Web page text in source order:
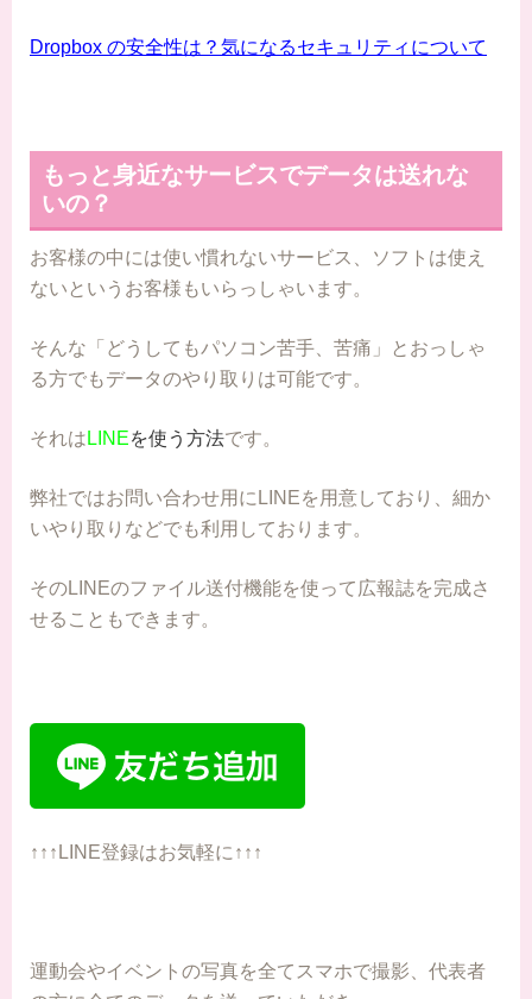
Dropbox の安全性は？気になるセキュリティについて
もっと身近なサービスでデータは送れな
いの？
お客様の中には使い慣れないサービス、ソフトは使え
ないというお客様もいらっしゃいます。
そんな「どうしてもパソコン苦手、苦痛」とおっしゃ
る方でもデータのやり取りは可能です。
それは LINEを使う方法です。
弊社ではお問い合わせ用にLINEを用意しており、細か
いやり取りなどでも利用しております。
そのLINEのファイル送付機能を使って広報誌を完成さ
せることもできます。
↑↑↑LINE登録はお気軽に↑↑↑
運動会やイベントの写真を全てスマホで撮影、代表者